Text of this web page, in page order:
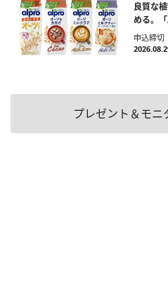
良質な
める。
申込締切
プレゼント＆モニ